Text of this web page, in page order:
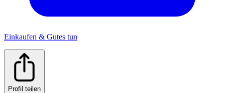
Einkaufen & Gutes tun
Profil teilen